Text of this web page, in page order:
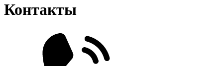
Контакты